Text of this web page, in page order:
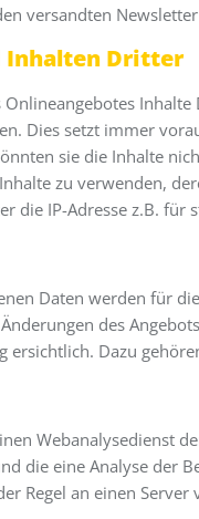
versandten
Inhalten Dritter
Dies setzt immer
sie die Inhalte
zu verwenden,
die IP-Adresse z.B.
Daten werden für
des
ersichtlich. Dazu
Webanalysedienst
die eine Analyse der
Regel an einen